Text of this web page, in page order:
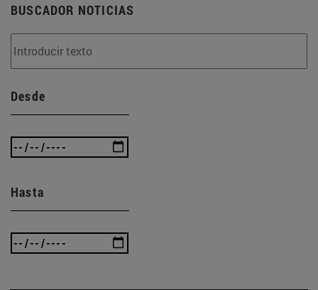
BUSCADOR NOTICIAS
Desde
Hasta